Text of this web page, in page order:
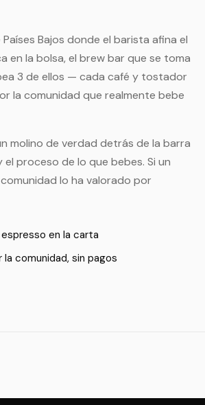
Bajos donde el barista afina el
en la bolsa, el brew bar que se toma
3 de ellos — cada café y tostador
la comunidad que realmente bebe
molino de verdad detrás de la barra
proceso de lo que bebes. Si un
lo ha valorado por
en la carta
la comunidad, sin pagos